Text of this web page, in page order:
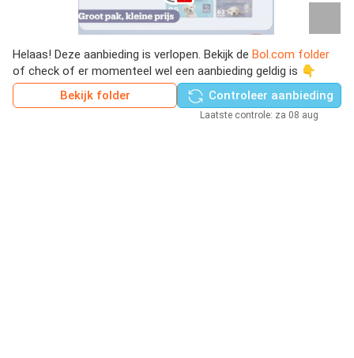
Helaas! Deze aanbieding is verlopen. Bekijk de Bol.com folder
of check of er momenteel wel een aanbieding geldig is 👇
Bekijk folder
Controleer aanbieding
Laatste controle: za 08 aug